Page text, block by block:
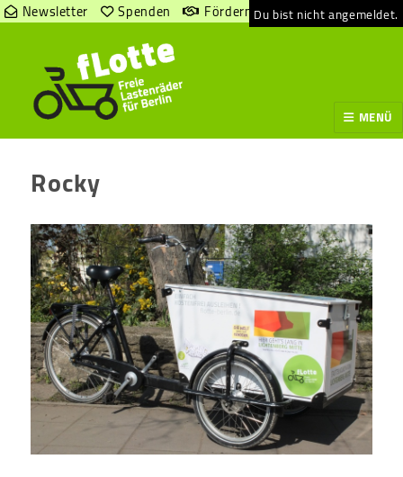
Newsletter Spenden Fördern Du bist nicht angemeldet.
MENÜ
Rocky